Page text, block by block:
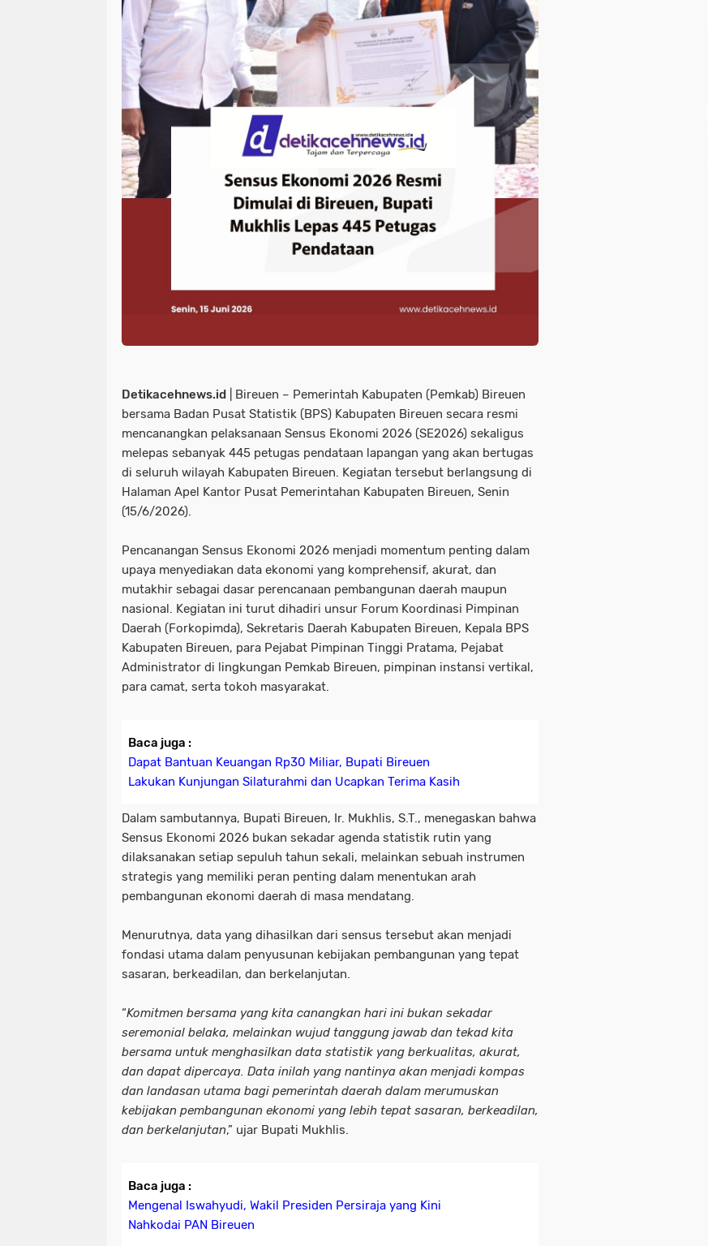
Detikacehnews.id | Bireuen – Pemerintah Kabupaten (Pemkab) Bireuen
bersama Badan Pusat Statistik (BPS) Kabupaten Bireuen secara resmi
mencanangkan pelaksanaan Sensus Ekonomi 2026 (SE2026) sekaligus
melepas sebanyak 445 petugas pendataan lapangan yang akan bertugas
di seluruh wilayah Kabupaten Bireuen. Kegiatan tersebut berlangsung di
Halaman Apel Kantor Pusat Pemerintahan Kabupaten Bireuen, Senin
(15/6/2026).
Pencanangan Sensus Ekonomi 2026 menjadi momentum penting dalam
upaya menyediakan data ekonomi yang komprehensif, akurat, dan
mutakhir sebagai dasar perencanaan pembangunan daerah maupun
nasional. Kegiatan ini turut dihadiri unsur Forum Koordinasi Pimpinan
Daerah (Forkopimda), Sekretaris Daerah Kabupaten Bireuen, Kepala BPS
Kabupaten Bireuen, para Pejabat Pimpinan Tinggi Pratama, Pejabat
Administrator di lingkungan Pemkab Bireuen, pimpinan instansi vertikal,
para camat, serta tokoh masyarakat.
Baca juga :
Dapat Bantuan Keuangan Rp30 Miliar, Bupati Bireuen
Lakukan Kunjungan Silaturahmi dan Ucapkan Terima Kasih
Dalam sambutannya, Bupati Bireuen, Ir. Mukhlis, S.T., menegaskan bahwa
Sensus Ekonomi 2026 bukan sekadar agenda statistik rutin yang
dilaksanakan setiap sepuluh tahun sekali, melainkan sebuah instrumen
strategis yang memiliki peran penting dalam menentukan arah
pembangunan ekonomi daerah di masa mendatang.
Menurutnya, data yang dihasilkan dari sensus tersebut akan menjadi
fondasi utama dalam penyusunan kebijakan pembangunan yang tepat
sasaran, berkeadilan, dan berkelanjutan.
“Komitmen bersama yang kita canangkan hari ini bukan sekadar
seremonial belaka, melainkan wujud tanggung jawab dan tekad kita
bersama untuk menghasilkan data statistik yang berkualitas, akurat,
dan dapat dipercaya. Data inilah yang nantinya akan menjadi kompas
dan landasan utama bagi pemerintah daerah dalam merumuskan
kebijakan pembangunan ekonomi yang lebih tepat sasaran, berkeadilan,
dan berkelanjutan,” ujar Bupati Mukhlis.
Baca juga :
Mengenal Iswahyudi, Wakil Presiden Persiraja yang Kini
Nahkodai PAN Bireuen